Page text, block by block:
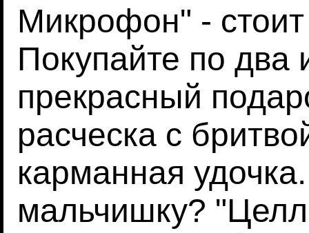
Микрофон" -
Покупайте по два
прекрасный
расческа с
карманная
мальчишку?